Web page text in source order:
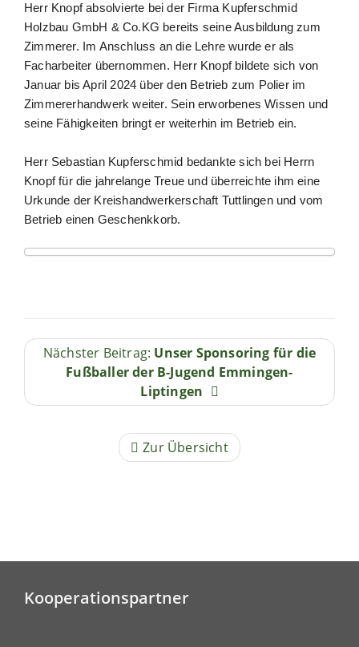
Herr Knopf absolvierte bei der Firma Kupferschmid
Holzbau GmbH & Co.KG bereits seine Ausbildung zum
Zimmerer. Im Anschluss an die Lehre wurde er als
Facharbeiter übernommen. Herr Knopf bildete sich von
Januar bis April 2024 über den Betrieb zum Polier im
Zimmererhandwerk weiter. Sein erworbenes Wissen und
seine Fähigkeiten bringt er weiterhin im Betrieb ein.
Herr Sebastian Kupferschmid bedankte sich bei Herrn
Knopf für die jahrelange Treue und überreichte ihm eine
Urkunde der Kreishandwerkerschaft Tuttlingen und vom
Betrieb einen Geschenkkorb.
Nächster Beitrag: Unser Sponsoring für die
Fußballer der B-Jugend Emmingen-
Liptingen
Zur Übersicht
Kooperationspartner